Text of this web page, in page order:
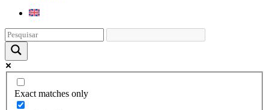
Exact matches only